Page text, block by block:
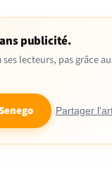
publicité.
ses lecteurs, pas grâce
Partager